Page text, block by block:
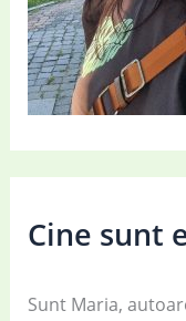
Cine sunt
Sunt Maria,